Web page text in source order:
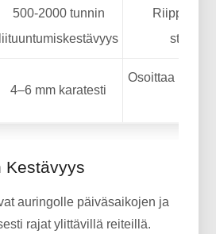
500-2000 tunnin
liituuntumiskestävyys
Riippuu
4–6 mm karatesti
Osoittaa kyvyn
Kestävyys
auringolle päiväsaikojen ja
rajat ylittävillä reiteillä.